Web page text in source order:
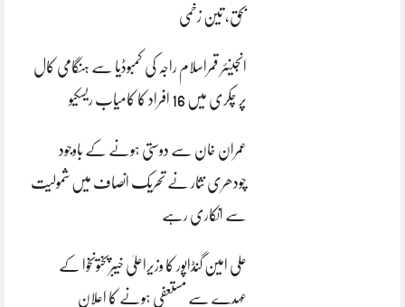
بحق، تین زخمی
انجینئر قمراسلام راجہ کی کمبوڈیا سے ہنگامی کال
پر چکری میں 16 افراد کا کامیاب ریسکیو
عمران خان سے دوستی ہونے کے باوجود
چودھری نثار نے تحریک انصاف میں شمولیت
سے انکاری رہے
علی امین گنڈاپور کا وزیراعلیٰ خیبرپختونخوا کے
عہدے سے مستعفی ہونے کا اعلان